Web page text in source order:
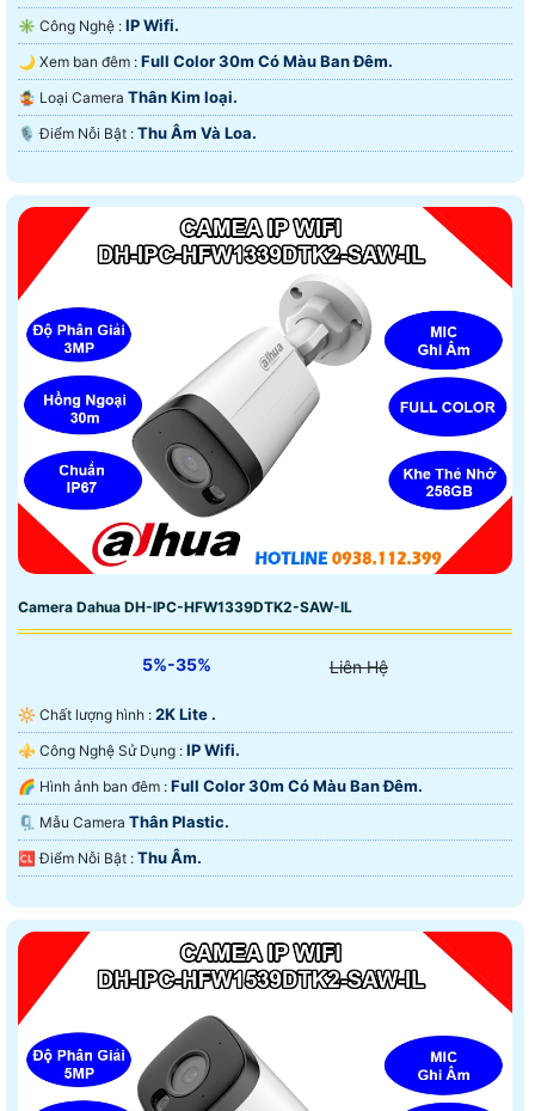
✳️ Công Nghệ : IP Wifi.
🌙 Xem ban đêm : Full Color 30m Có Màu Ban Ðêm.
🤹 Loại Camera Thân Kim loại.
️🎙 Điểm Nỗi Bật : Thu Âm Và Loa.
Camera Dahua DH-IPC-HFW1339DTK2-SAW-IL
5%-35% Liên Hệ
🔆 Chất lượng hình : 2K Lite .
⚜️ Công Nghệ Sử Dụng : IP Wifi.
🌈 Hình ảnh ban đêm : Full Color 30m Có Màu Ban Ðêm.
🗜️ Mẫu Camera Thân Plastic.
️🆑 Điểm Nỗi Bật : Thu Âm.